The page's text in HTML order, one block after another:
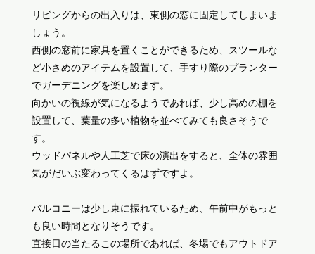
リビングからの出入りは、東側の窓に固定してしまいま
しょう。
西側の窓前に家具を置くことができるため、スツールな
ど小さめのアイテムを設置して、手すり際のプランター
でガーデニングを楽しめます。
向かいの視線が気になるようであれば、少し高めの棚を
設置して、葉量の多い植物を並べてみても良さそうで
す。
ウッドパネルや人工芝で床の演出をすると、全体の雰囲
気がだいぶ変わってくるはずですよ。
バルコニーは少し東に振れているため、午前中がもっと
も良い時間となりそうです。
直接日の当たるこの場所であれば、冬場でもアウトドア